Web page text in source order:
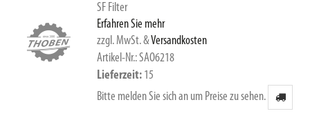
SF Filter
Erfahren Sie mehr
zzgl. MwSt.&Versandkosten
Artikel-Nr.: SAO6218
Lieferzeit 15
Bitte melden Sie sich an um Preise zu sehen.